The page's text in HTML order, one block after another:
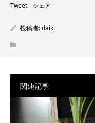
Tweet シェア
投稿者:daiki
関連記事